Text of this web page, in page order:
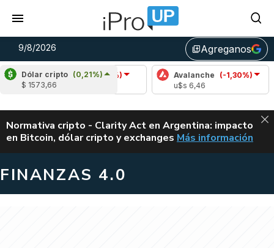
9/8/2026 library_addAgreganos
Dólar cripto (0,21%)
$ 1573,66
Cardano
(-1,39%)
u$s 0,20
Avalanche (-1,30%)
ALERTA
Normativa cripto - Clarity Act en Argentina: impacto
en Bitcoin, dólar cripto y exchanges CLARITY ACT EN
Más información
FINANZAS 4.0